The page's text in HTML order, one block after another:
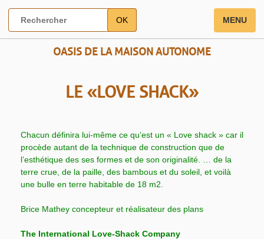
OASIS DE LA MAISON AUTONOME
MENU
LE « LOVE SHACK »
Chacun définira lui-même ce qu’est un « Love shack » car il
procède autant de la technique de construction que de
l’esthétique des ses formes et de son originalité.
… de la
terre crue, de la paille, des bambous et du soleil, et voilà
une bulle en terre habitable de 18 m2.
Brice Mathey concepteur et réalisateur des plans
The International Love-Shack Company
OK